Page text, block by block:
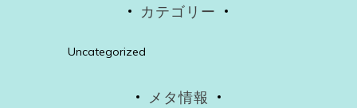
カテゴリー
Uncategorized
メタ情報